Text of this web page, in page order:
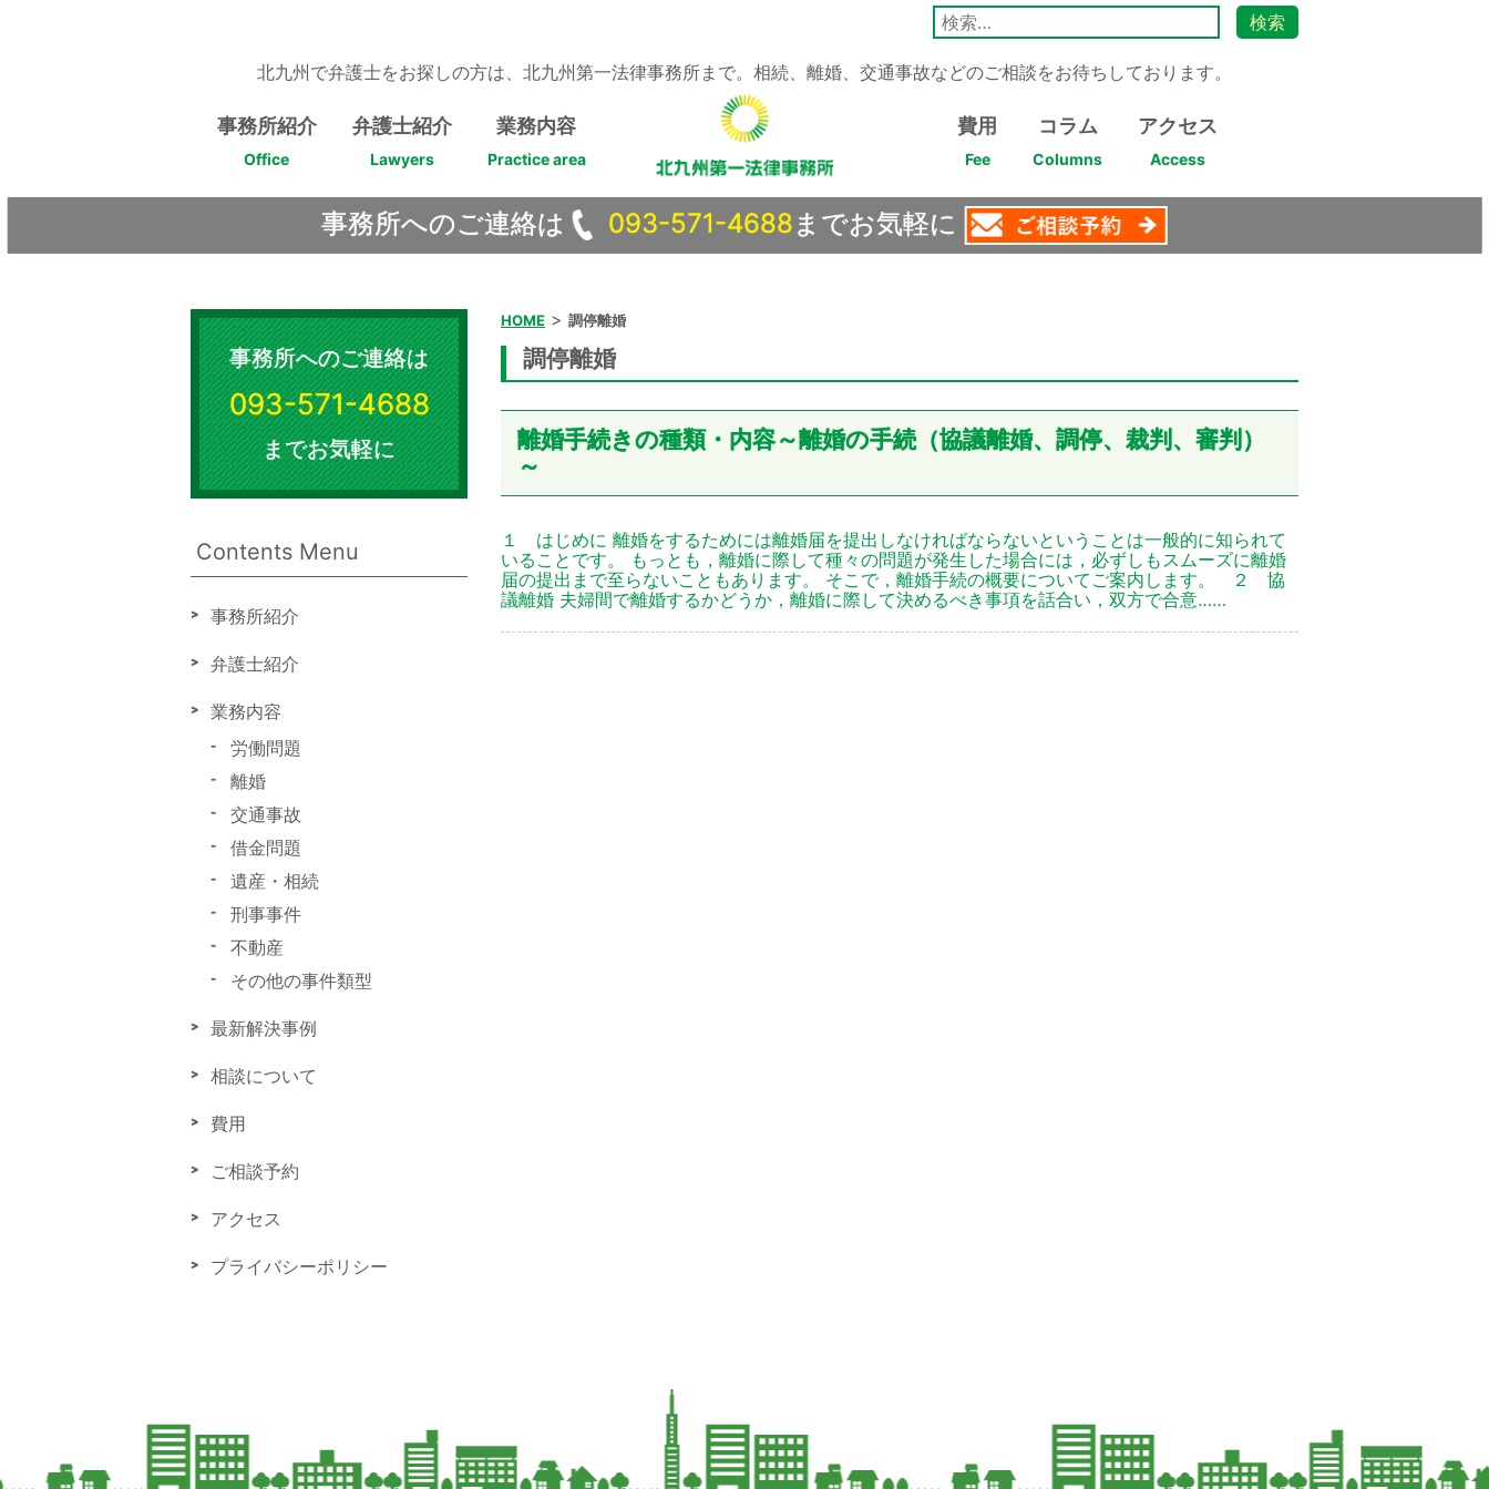
検
索:
北九州で弁護士をお探しの方は、北九州第一法律事務所まで。相続、離婚、交通事故などのご相談をお待ちしております。
事務所紹介
Office
弁護士紹介
Lawyers
業務内容
Practice area
費用
Fee
コラム
Columns
アクセス
Access
事務所へのご連絡は 093-571-4688までお気軽に
HOME > 調停離婚
調停離婚
離婚手続きの種類・内容～離婚の手続（協議離婚、調停、裁判、審判）
～
１ はじめに 離婚をするためには離婚届を提出しなければならないということは一般的に知られて
いることです。 もっとも，離婚に際して種々の問題が発生した場合には，必ずしもスムーズに離婚
届の提出まで至らないこともあります。 そこで，離婚手続の概要についてご案内します。 ２ 協
議離婚 夫婦間で離婚するかどうか，離婚に際して決めるべき事項を話合い，双方で合意……
事務所へのご連絡は
093-571-4688
までお気軽に
Contents Menu
事務所紹介
弁護士紹介
業務内容
労働問題
離婚
交通事故
借金問題
遺産・相続
刑事事件
不動産
その他の事件類型
最新解決事例
相談について
費用
ご相談予約
アクセス
プライバシーポリシー